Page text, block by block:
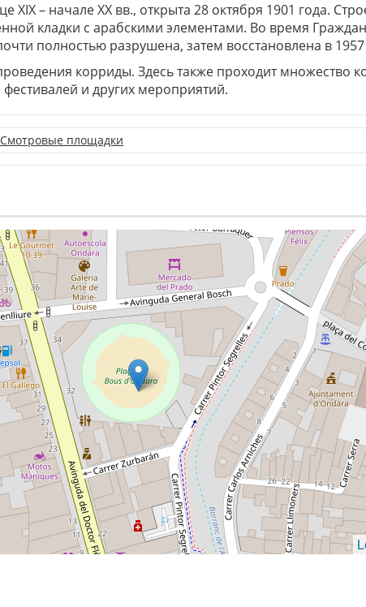
XIX – начале ХХ вв., открыта 28 октября 1901 года.
кладки с арабскими элементами. Во время
полностью разрушена, затем восстановлена в 1957
корриды. Здесь также проходит множество
и других мероприятий.
Смотровые площадки